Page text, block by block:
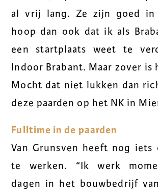
al vrij lang. Ze zijn goed
hoop dan ook dat ik als
een startplaats weet te
Indoor Brabant. Maar zover is
Mocht dat niet lukken dan
deze paarden op het NK in
Fulltime in de paarden
Van Grunsven heeft nog iets
te werken. “Ik werk
dagen in het bouwbedrijf